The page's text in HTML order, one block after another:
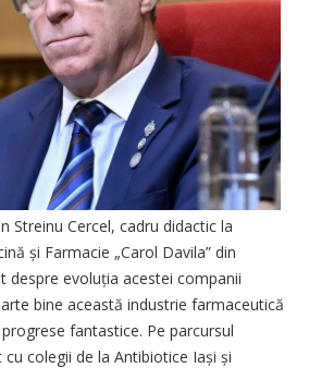
Streinu Cercel, cadru didactic la
și Farmacie „Carol Davila” din
despre evoluția acestei companii
bine această industrie farmaceutică
fantastice. Pe parcursul
colegii de la Antibiotice Iași și